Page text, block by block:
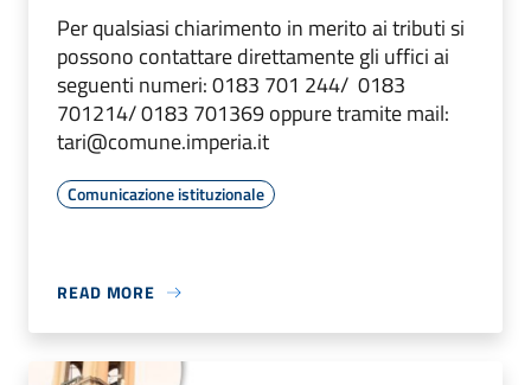
Per qualsiasi chiarimento in merito ai tributi si
possono contattare direttamente gli uffici ai
seguenti numeri: 0183 701 244/ 0183
701214/ 0183 701369 oppure tramite mail:
tari@comune.imperia.it
Comunicazione istituzionale
READ MORE